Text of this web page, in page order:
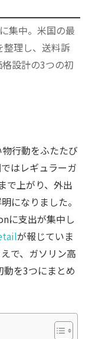
集中。米国の最
整理し、送料訴
設計の3つの初
行動をふたたび
はレギュラーガ
で上がり、外出
になりました。
に支出が集中し
が報じていま
で、ガソリン高
動を3つにまとめ